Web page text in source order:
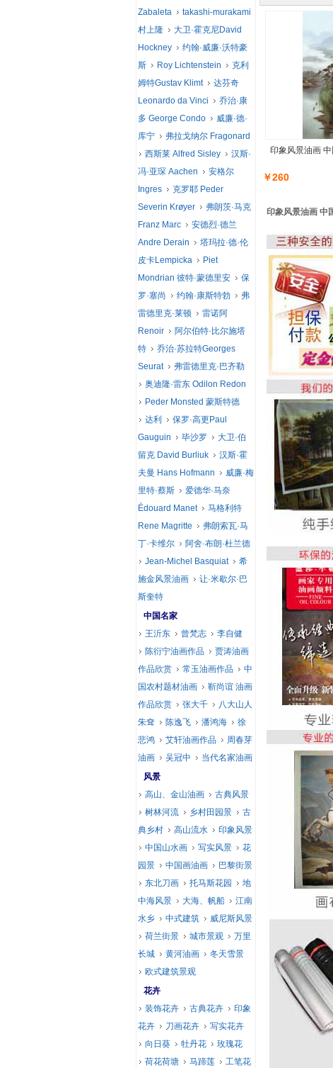
印象风景油画
￥260
印象风景油画 中
Zabaleta
takashi-murakami
村上隆
大卫·霍克尼David
Hockney
约翰·威廉·沃特豪
斯
Roy Lichtenstein
克利
姆特Gustav Klimt
达芬奇
Leonardo da Vinci
乔治·康
多 George Condo
威廉·德·
库宁
弗拉戈纳尔 Fragonard
西斯莱 Alfred Sisley
汉斯·
冯·亚琛 Aachen
安格尔
Ingres
克罗耶 Peder
Severin Krøyer
弗朗茨·马克
Franz Marc
安德烈·德兰
Andre Derain
塔玛拉·德·伦
皮卡Lempicka
Piet
Mondrian 彼特·蒙德里安
保
罗·塞尚
约翰·康斯特勃
弗
雷德里克·莱顿
雷诺阿
Renoir
阿尔伯特·比尔施塔
特
乔治·苏拉特Georges
Seurat
弗雷德里克·巴齐勒
奥迪隆·雷东 Odilon Redon
Peder Monsted 蒙斯特德
达利
保罗·高更Paul
Gauguin
毕沙罗
大卫·伯
留克 David Burliuk
汉斯·霍
夫曼 Hans Hofmann
威廉·梅
里特·蔡斯
爱德华·马奈
Édouard Manet
马格利特
Rene Magritte
弗朗索瓦·马
丁·卡维尔
阿舍·布朗·杜兰德
Jean-Michel Basquiat
希
施金风景油画
让·米歇尔·巴
斯奎特
中国名家
王沂东
曾梵志
李自健
陈衍宁油画作品
贾涛油画
作品欣赏
常玉油画作品
中
国农村题材油画
靳尚谊 油画
作品欣赏
张大千
八大山人
朱耷
陈逸飞 潘鸿海
徐
悲鸿
艾轩油画作品
周春芽
油画
吴冠中
当代名家油画
风景
高山、金山油画
古典风景
树林河流
乡村田园景
古
典乡村
高山流水
印象风景
中国山水画
写实风景
花
园景
中国画油画
巴黎街景
东北刀画
托马斯花园
地
中海风景
大海、帆船
江南
水乡
中式建筑
威尼斯风景
荷兰街景
城市景观
万里
长城
黄河油画
冬天雪景
欧式建筑景观
花卉
装饰花卉
古典花卉
印象
花卉
刀画花卉
写实花卉
向日葵
牡丹花
玫瑰花
荷花荷塘
马蹄莲
工笔花